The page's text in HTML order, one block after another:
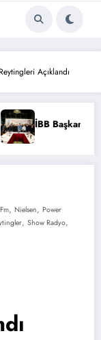
Açıklandı
Radyocular ile
, Nielsen, Power
, Show Radyo,